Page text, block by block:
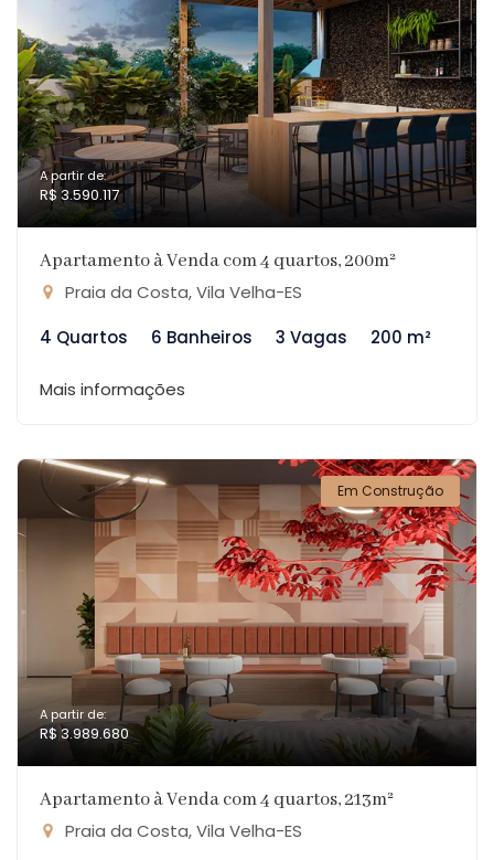
A partir de:
R$ 3.590.117
Apartamento à Venda com 4 quartos, 200m²
Praia da Costa, Vila Velha-ES
4 Quartos
6 Banheiros 3 Vagas 200 m²
Mais informações
Em Construção
A partir de:
R$ 3.989.680
Apartamento à Venda com 4 quartos, 213m²
Praia da Costa, Vila Velha-ES